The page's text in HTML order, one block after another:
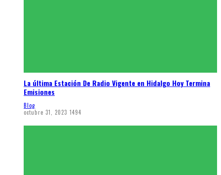
La última Estación De Radio Vigente en Hidalgo Hoy Termina
Emisiones
Blog
octubre 31, 2023 1494